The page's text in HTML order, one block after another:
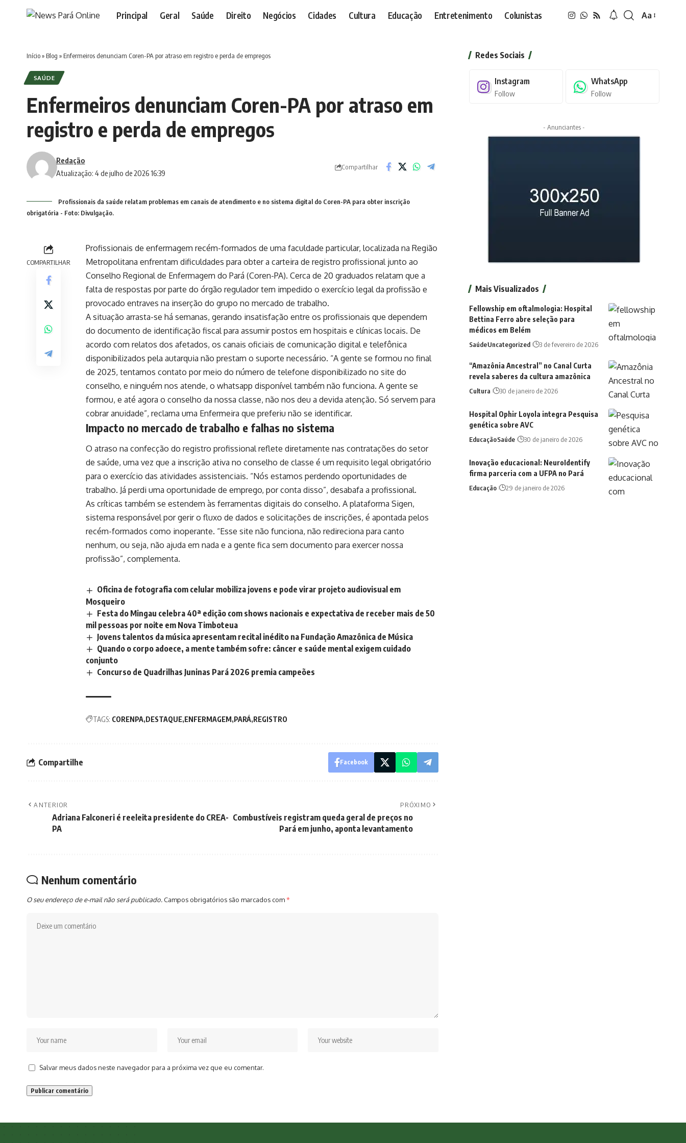
Principal Geral Saúde Direito Negócios Cidades Cultura Educação Entretenimento Colunistas
Font
Aa
Início» Blog » Enfermeiros denunciam Coren-PA por atraso em registro e perda de empregos
SAÚDE
Enfermeiros denunciam Coren-PA por atraso em
registro e perda de empregos
Atualização: 4 de julho de 2026 16:39
Redação
Compartilhar
Profissionais da saúde relatam problemas em canais de atendimento e no sistema digital do Coren-PA para obter inscrição
obrigatória - Foto: Divulgação.
COMPARTILHAR
Profissionais de enfermagem recém-formados de uma faculdade particular, localizada na Região
Metropolitana enfrentam dificuldades para obter a carteira de registro profissional junto ao
Conselho Regional de Enfermagem do Pará (Coren-PA). Cerca de 20 graduados relatam que a
falta de respostas por parte do órgão regulador tem impedido o exercício legal da profissão e
provocado entraves na inserção do grupo no mercado de trabalho.
A situação arrasta-se há semanas, gerando insatisfação entre os profissionais que dependem
do documento de identificação fiscal para assumir postos em hospitais e clínicas locais. De
acordo com relatos dos afetados, os canais oficiais de comunicação digital e telefônica
disponibilizados pela autarquia não prestam o suporte necessário. “A gente se formou no final
de 2025, tentamos contato por meio do número de telefone disponibilizado no site do
conselho, e ninguém nos atende, o whatsapp disponível também não funciona. A gente se
formou, e até agora o conselho da nossa classe, não nos deu a devida atenção. Só servem para
cobrar anuidade”, reclama uma Enfermeira que preferiu não se identificar.
Impacto no mercado de trabalho e falhas no sistema
O atraso na confecção do registro profissional reflete diretamente nas contratações do setor
de saúde, uma vez que a inscrição ativa no conselho de classe é um requisito legal obrigatório
para o exercício das atividades assistenciais. “Nós estamos perdendo oportunidades de
trabalho. Já perdi uma oportunidade de emprego, por conta disso”, desabafa a profissional.
As críticas também se estendem às ferramentas digitais do conselho. A plataforma Sigen,
sistema responsável por gerir o fluxo de dados e solicitações de inscrições, é apontada pelos
recém-formados como inoperante. “Esse site não funciona, não redireciona para canto
nenhum, ou seja, não ajuda em nada e a gente fica sem documento para exercer nossa
profissão”, complementa.
Oficina de fotografia com celular mobiliza jovens e pode virar projeto audiovisual em
Mosqueiro
Festa do Mingau celebra 40ª edição com shows nacionais e expectativa de receber mais de 50
mil pessoas por noite em Nova Timboteua
Jovens talentos da música apresentam recital inédito na Fundação Amazônica de Música
Quando o corpo adoece, a mente também sofre: câncer e saúde mental exigem cuidado
conjunto
Concurso de Quadrilhas Juninas Pará 2026 premia campeões
TAGS: CORENPA DESTAQUE ENFERMAGEM PARÁ REGISTRO
Compartilhe Facebook
ANTERIOR
Adriana Falconeri é reeleita presidente do CREA-
PA
PRÓXIMO
Combustíveis registram queda geral de preços no
Pará em junho, aponta levantamento
Nenhum comentário
O seu endereço de e-mail não será publicado. Campos obrigatórios são marcados com*
Salvar meus dados neste navegador para a próxima vez que eu comentar.
Redes Sociais
Instagram
Follow
WhatsApp
Follow
- Anunciantes -
Mais Visualizados
Fellowship em oftalmologia: Hospital
Bettina Ferro abre seleção para
médicos em Belém
SaúdeUncategorized 3 de fevereiro de 2026
“Amazônia Ancestral” no Canal Curta
revela saberes da cultura amazônica
Cultura 30 de janeiro de 2026
Hospital Ophir Loyola integra Pesquisa
genética sobre AVC
EducaçãoSaúde 30 de janeiro de 2026
Inovação educacional: NeuroIdentify
firma parceria com a UFPA no Pará
Educação 29 de janeiro de 2026